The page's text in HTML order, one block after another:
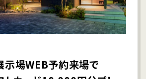
示場WEB予約来場で